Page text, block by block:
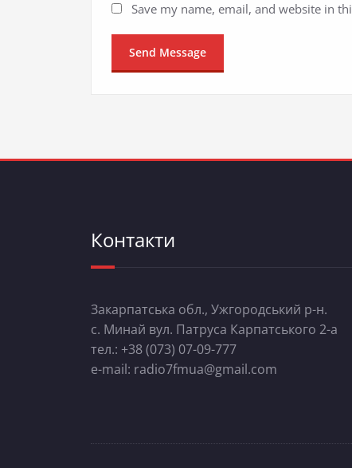
Save my name, email, and website in
Контакти
Закарпатська обл., Ужгородський р-н.
с. Минай вул. Патруса Карпатського 2-а
тел.: +38 (073) 07-09-777
e-mail: radio7fmua@gmail.com